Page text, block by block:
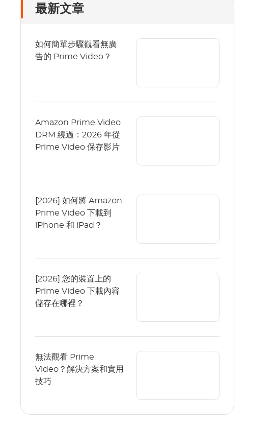
最新文章
如何簡單步驟觀看無廣
告的 Prime Video？
Amazon Prime Video
DRM 繞過：2026 年從
Prime Video 保存影片
[2026] 如何將 Amazon
Prime Video 下載到
iPhone 和 iPad？
[2026] 您的裝置上的
Prime Video 下載內容
儲存在哪裡？
無法觀看 Prime
Video？解決方案和實用
技巧